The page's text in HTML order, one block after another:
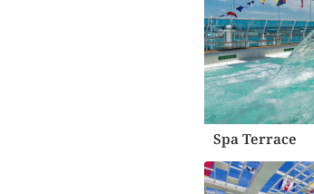
Spa Terrace